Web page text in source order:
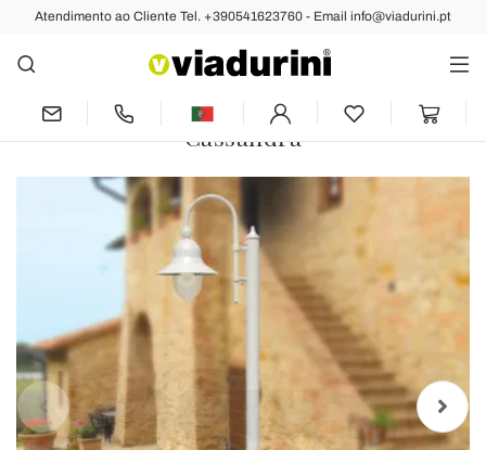
Atendimento ao Cliente Tel. +390541623760 - Email info@viadurini.pt
Anterior Próximo
Candeeiro exterior estilo vintage em
alumínio fabricado em Itália -
Cassandra